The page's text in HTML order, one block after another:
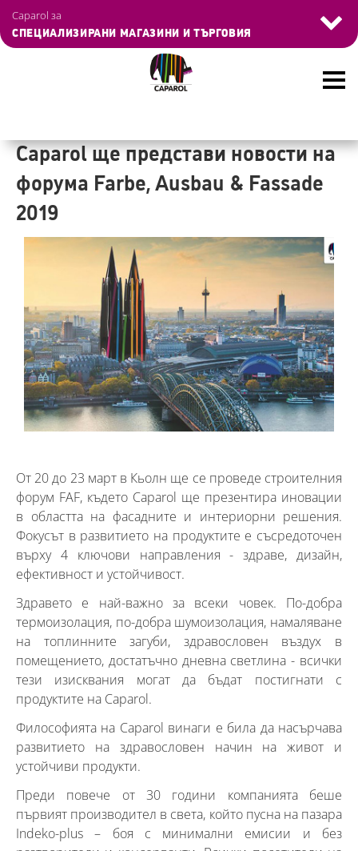
to
main
content
Caparol за
СПЕЦИАЛИЗИРАНИ МАГАЗИНИ И ТЪРГОВИЯ
Caparol ще представи новости на
форума Farbe, Ausbau & Fassade
2019
От 20 до 23 март в Кьолн ще се проведе строителния
форум FAF, където Caparol ще презентира иновации
в областта на фасадните и интериорни решения.
Фокусът в развитието на продуктите е съсредоточен
върху 4 ключови направления - здраве, дизайн,
ефективност и устойчивост.
Здравето е най-важно за всеки човек. По-добра
термоизолация, по-добра шумоизолация, намаляване
на топлинните загуби, здравословен въздух в
помещението, достатъчно дневна светлина - всички
тези изисквания могат да бъдат постигнати с
продуктите на Caparol.
Философията на Caparol винаги е била да насърчава
развитието на здравословен начин на живот и
устойчиви продукти.
Преди повече от 30 години компанията беше
първият производител в света, който пусна на пазара
Indeko-plus – боя с минимални емисии и без
Управление на бисквитките